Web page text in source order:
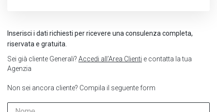
Inserisci i dati richiesti per ricevere una consulenza completa,
riservata e gratuita.
Sei già cliente Generali? Accedi all’Area Clienti e contatta la tua
Agenzia
Non sei ancora cliente? Compila il seguente form